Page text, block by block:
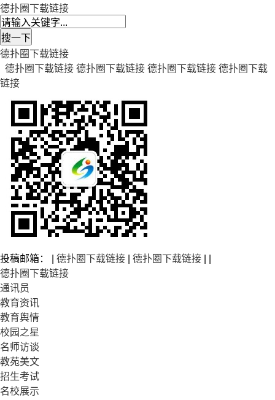
德扑圈下载链接
德扑圈下载链接
德扑圈下载链接 德扑圈下载链接 德扑圈下载链接 德扑圈下载
链接
投稿邮箱： | 德扑圈下载链接 德扑圈下载链接
德扑圈下载链接
通讯员
教育资讯
教育舆情
校园之星
名师访谈
教苑美文
招生考试
名校展示